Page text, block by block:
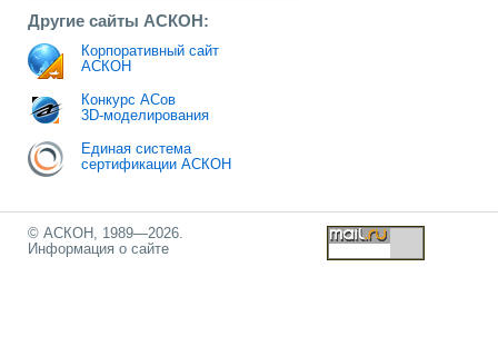
Другие сайты АСКОН:
Корпоративный сайт
АСКОН
Конкурс АСов
3D-моделирования
Единая система
сертификации АСКОН
© АСКОН, 1989—2026.
Информация о сайте